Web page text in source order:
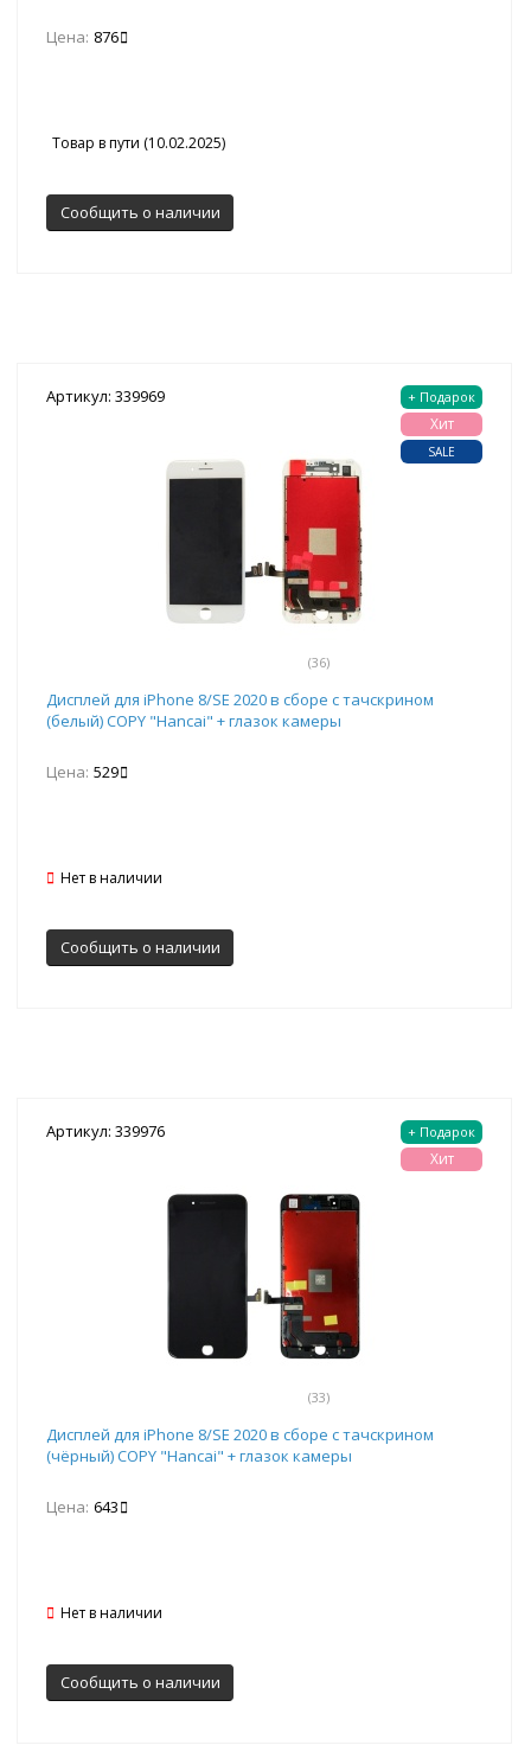
Цена: 876
Товар в пути (10.02.2025)
Сообщить о наличии
Артикул: 339969
(36)
+ Подарок
Хит
SALE
Дисплей для iPhone 8/SE 2020 в сборе с тачскрином
(белый) COPY "Hancai" + глазок камеры
Цена: 529
Нет в наличии
Сообщить о наличии
Артикул: 339976
(33)
+ Подарок
Хит
Дисплей для iPhone 8/SE 2020 в сборе с тачскрином
(чёрный) COPY "Hancai" + глазок камеры
Цена: 643
Нет в наличии
Сообщить о наличии